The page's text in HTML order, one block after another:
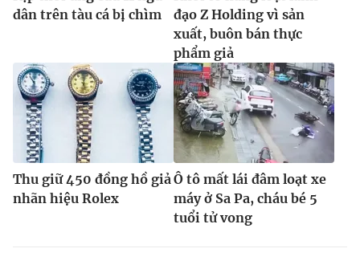
dân trên tàu cá bị chìm
đạo Z Holding vì sản
xuất, buôn bán thực
phẩm giả
Thu giữ 450 đồng hồ giả
nhãn hiệu Rolex
Ô tô mất lái đâm loạt xe
máy ở Sa Pa, cháu bé 5
tuổi tử vong